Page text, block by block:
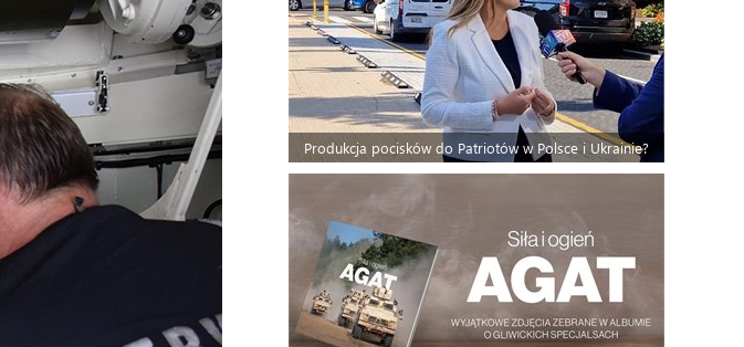
Produkcja pocisków do Patriotów w Polsce i Ukrainie?